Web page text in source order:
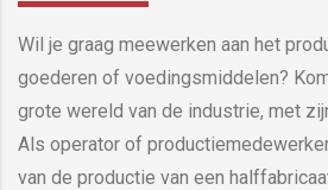
Wil je graag meewerken aan het
goederen of voedingsmiddelen?
grote wereld van de industrie, met
Als operator of
van de productie van een